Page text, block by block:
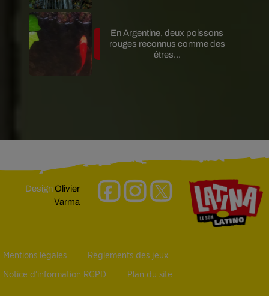
En Argentine, deux poissons
rouges reconnus comme des
êtres...
DesignOlivier
Varma
Mentions légales Règlements des jeux
Notice d’information RGPD Plan du site